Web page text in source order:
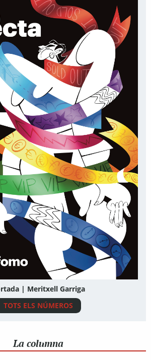
| Meritxell Garriga
TOTS ELS NÚMEROS
La columna